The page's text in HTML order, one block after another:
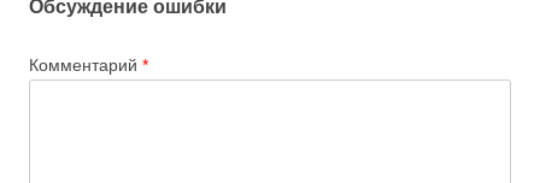
Обсуждение ошибки
Комментарий *